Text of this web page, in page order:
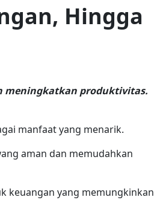
Hingga
meningkatkan produktivitas.
manfaat yang menarik.
aman dan memudahkan
keuangan yang memungkinkan